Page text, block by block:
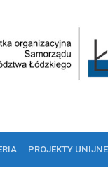
PROJEKTY UNIJNE